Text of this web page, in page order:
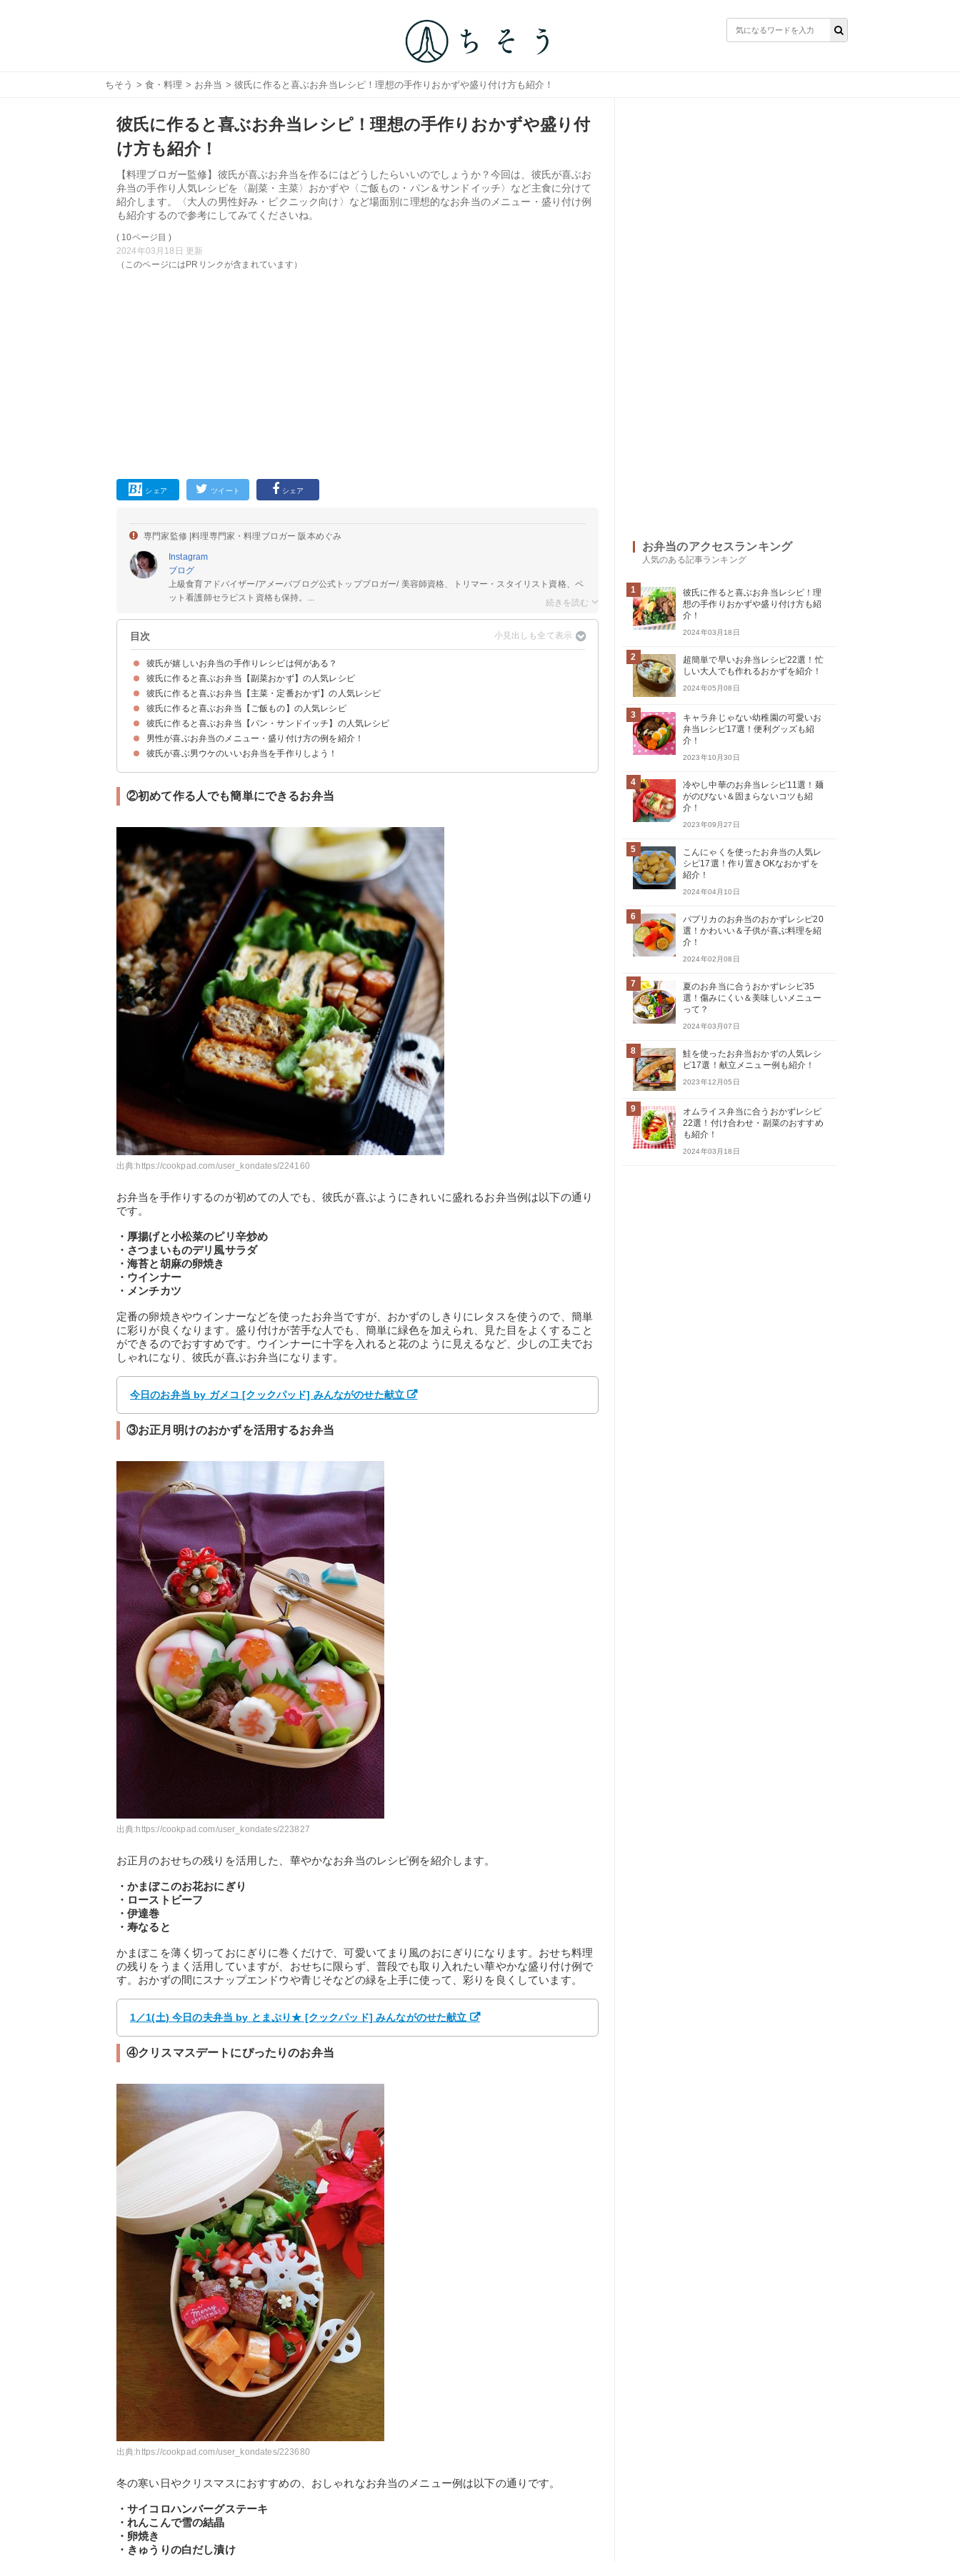
ちそう > 食・料理 > お弁当 > 彼氏に作ると喜ぶお弁当レシピ！理想の手作りおかずや盛り付け方も紹介！
彼氏に作ると喜ぶお弁当レシピ！理想の手作りおかずや盛り付
け方も紹介！
【料理ブロガー監修】彼氏が喜ぶお弁当を作るにはどうしたらいいのでしょうか？今回は、彼氏が喜ぶお
弁当の手作り人気レシピを〈副菜・主菜〉おかずや〈ご飯もの・パン＆サンドイッチ〉など主食に分けて
紹介します。〈大人の男性好み・ピクニック向け〉など場面別に理想的なお弁当のメニュー・盛り付け例
も紹介するので参考にしてみてくださいね。
( 10ページ目 )
2024年03月18日 更新
（このページにはPRリンクが含まれています）
シェア ツイート シェア
専門家監修 |料理専門家・料理ブロガー 阪本めぐみ
Instagram
ブログ
上級食育アドバイザー/アメーバブログ公式トップブロガー/ 美容師資格、トリマー・スタイリスト資格、ペ
ット看護師セラピスト資格も保持。...
目次
彼氏が嬉しいお弁当の手作りレシピは何がある？
彼氏に作ると喜ぶお弁当【副菜おかず】の人気レシピ
①前日に作り置きOKのパプリカのマリネ
②人参のごま味噌煮
③可愛い花形の茹で卵
④かぼちゃの南蛮漬け
⑤オクラの煮びたし
⑥ピーマンとじゃこの炒め煮
⑦きんぴらごぼう
⑧野菜の簡単グラタン
彼氏に作ると喜ぶお弁当【主菜・定番おかず】の人気レシピ
①冷めても美味しい鶏の照り焼き
②だし巻き卵
③れんこんつくね
④可愛い肉巻き
⑤冷めても美味しいミルフィーユカツ
⑥初心者でも煮崩れしない肉じゃが
⑦ミートローフ
⑧冷めても美味しい油淋鶏
⑨茹で鮭
⑩前日に作り置きOKの南蛮漬け
⑪プルコギ
⑫煮込みハンバーグ
⑬前日に作り置きOK味噌漬け豚肉
彼氏に作ると喜ぶお弁当【ご飯もの】の人気レシピ
①好きな人にハートのおにぎり
②初心者でも簡単なオムライス
③簡単豚丼
④そぼろご飯
⑤コーンバターライス
⑥カラフルおにぎり
⑦ガパオライス
⑧人参ご飯
⑨カレーピラフ
⑩焼き鯖寿司
⑪鮭チャーハン
⑫焼肉のたれで作るチャーハン
⑬おにぎらず
⑭海老ドリア
彼氏に作ると喜ぶお弁当【パン・サンドイッチ】の人気レシピ
①カツサンド
②目玉焼きサンド
③焼きそばパン
④サラダチキンの照り焼きバーガー
⑤ラップロールサンド
男性が喜ぶお弁当のメニュー・盛り付け方の例を紹介！
①大人の男性が仕事場に持って行きたいお弁当
②初めて作る人でも簡単にできるお弁当
③お正月明けのおかずを活用するお弁当
④クリスマスデートにぴったりのお弁当
⑤ピクニックで食べやすいおにぎらずの弁当
⑥誕生日におすすめのお祝い弁当
⑦サプライズにぴったりのラブ弁当
⑧結婚記念日に作りたいハートのお弁当
⑨バレンタイン用にハートがいっぱいのお弁当
⑩スタミナをつけたい時におすすめのお弁当
彼氏が喜ぶ男ウケのいいお弁当を手作りしよう！
②初めて作る人でも簡単にできるお弁当
出典:https://cookpad.com/user_kondates/224160
お弁当を手作りするのが初めての人でも、彼氏が喜ぶようにきれいに盛れるお弁当例は以下の通り
です。
・厚揚げと小松菜のピリ辛炒め
・さつまいものデリ風サラダ
・海苔と胡麻の卵焼き
・ウインナー
・メンチカツ
定番の卵焼きやウインナーなどを使ったお弁当ですが、おかずのしきりにレタスを使うので、簡単
に彩りが良くなります。盛り付けが苦手な人でも、簡単に緑色を加えられ、見た目をよくすること
ができるのでおすすめです。ウインナーに十字を入れると花のように見えるなど、少しの工夫でお
しゃれになり、彼氏が喜ぶお弁当になります。
今日のお弁当 by ガメコ [クックパッド] みんながのせた献立
③お正月明けのおかずを活用するお弁当
出典:https://cookpad.com/user_kondates/223827
お正月のおせちの残りを活用した、華やかなお弁当のレシピ例を紹介します。
・かまぼこのお花おにぎり
・ローストビーフ
・伊達巻
・寿なると
かまぼこを薄く切っておにぎりに巻くだけで、可愛いてまり風のおにぎりになります。おせち料理
の残りをうまく活用していますが、おせちに限らず、普段でも取り入れたい華やかな盛り付け例で
す。おかずの間にスナップエンドウや青じそなどの緑を上手に使って、彩りを良くしています。
1／1(土) 今日の夫弁当 by とまぷり★ [クックパッド] みんながのせた献立
④クリスマスデートにぴったりのお弁当
出典:https://cookpad.com/user_kondates/223680
冬の寒い日やクリスマスにおすすめの、おしゃれなお弁当のメニュー例は以下の通りです。
・サイコロハンバーグステーキ
・れんこんで雪の結晶
・卵焼き
・きゅうりの白だし漬け
お弁当のアクセスランキング
人気のある記事ランキング
1
彼氏に作ると喜ぶお弁当レシピ！理
想の手作りおかずや盛り付け方も紹
介！
2024年03月18日
2
超簡単で早いお弁当レシピ22選！忙
しい大人でも作れるおかずを紹介！
2024年05月08日
3
キャラ弁じゃない幼稚園の可愛いお
弁当レシピ17選！便利グッズも紹
介！
2023年10月30日
4
冷やし中華のお弁当レシピ11選！麺
がのびない＆固まらないコツも紹
介！
2023年09月27日
5
こんにゃくを使ったお弁当の人気レ
シピ17選！作り置きOKなおかずを
紹介！
2024年04月10日
6
パプリカのお弁当のおかずレシピ20
選！かわいい＆子供が喜ぶ料理を紹
介！
2024年02月08日
7
夏のお弁当に合うおかずレシピ35
選！傷みにくい＆美味しいメニュー
って？
2024年03月07日
8
鮭を使ったお弁当おかずの人気レシ
ピ17選！献立メニュー例も紹介！
2023年12月05日
9
オムライス弁当に合うおかずレシピ
22選！付け合わせ・副菜のおすすめ
も紹介！
2024年03月18日